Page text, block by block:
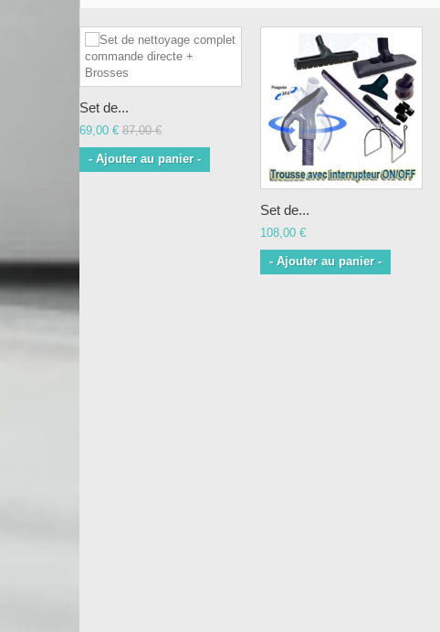
Set de...
69,00 € 87,00 €
- Ajouter au panier -
Set de...
108,00 €
- Ajouter au panier -